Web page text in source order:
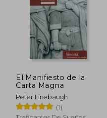
50%
dcto. $ 70.126
El Manifiesto de la
Carta Magna
Peter Linebaugh
(1)